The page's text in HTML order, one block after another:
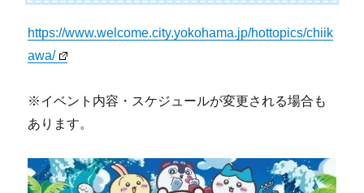
https://www.welcome.city.yokohama.jp/hottopics/chiik
awa/
※イベント内容・スケジュールが変更される場合も
あります。